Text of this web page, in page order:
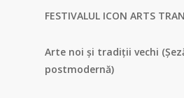
FESTIVALUL ICON ARTS
Arte noi și tradiții vechi
postmodernă)